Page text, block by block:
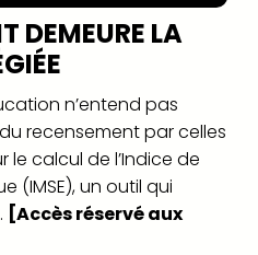
DEMEURE LA
n’entend pas
recensement par celles
le calcul de l’Indice de
(IMSE), un outil qui
[Accès réservé aux